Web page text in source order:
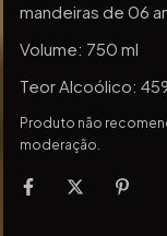
mandeiras de 06
Volume: 750 ml
Teor Alcoólico:
Produto não
moderação.